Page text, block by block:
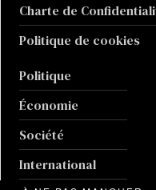
Charte de
Politique de cookies
Politique
Économie
Société
International